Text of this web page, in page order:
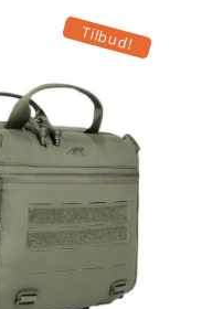
pris
er:
547,00 kr..
Tilbud!